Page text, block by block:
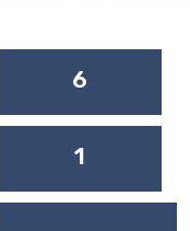
6
1